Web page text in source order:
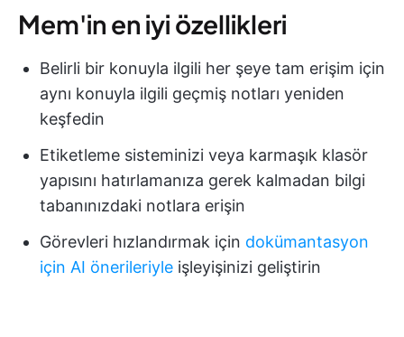
Mem'in en iyi özellikleri
Belirli bir konuyla ilgili her şeye tam erişim için
aynı konuyla ilgili geçmiş notları yeniden
keşfedin
Etiketleme sisteminizi veya karmaşık klasör
yapısını hatırlamanıza gerek kalmadan bilgi
tabanınızdaki notlara erişin
Görevleri hızlandırmak için dokümantasyon
için AI önerileriyle işleyişinizi geliştirin